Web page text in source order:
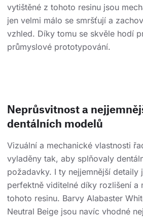
vytištěné z tohoto resinu jsou
jen velmi málo se smršťují a
vzhled. Díky tomu se skvěle hodí
průmyslové prototypování.
Neprůsvitnost a
dentálních modelů
Vizuální a mechanické vlastnosti
vyladěny tak, aby splňovaly
požadavky. I ty nejjemnější detaily
perfektně viditelné díky rozlišení a
tohoto resinu. Barvy Alabaster
Neutral Beige jsou navíc vhodné